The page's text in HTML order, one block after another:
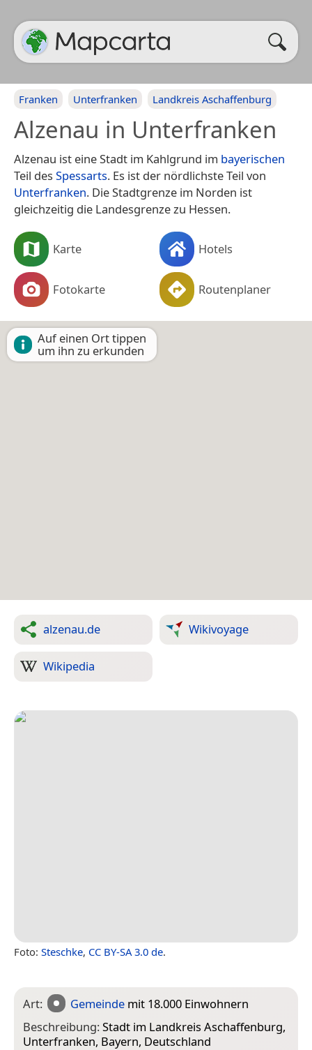
Franken Unterfranken Landkreis Aschaffenburg
Alzenau in Unterfranken
Alzenau ist eine Stadt im Kahlgrund im bayerischen
Teil des Spessarts. Es ist der nördlichste Teil von
Unterfranken. Die Stadtgrenze im Norden ist
gleichzeitig die Landesgrenze zu Hessen.
Karte Hotels
Fotokarte Routenplaner
Auf einen Ort tippen
um ihn zu erkunden
alzenau.de Wikivoyage
Wikipedia
Foto: Steschke, CC BY-SA 3.0 de.
Art: Gemeinde mit 18.000 Einwohnern
Beschreibung:Stadt im Landkreis Aschaffenburg,
Unterfranken, Bayern, Deutschland